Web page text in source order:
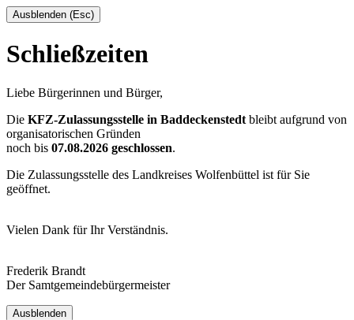
Ausblenden (Esc)
Schließzeiten
Liebe Bürgerinnen und Bürger,
Die KFZ-Zulassungsstelle in Baddeckenstedt bleibt aufgrund von
organisatorischen Gründen
noch bis 07.08.2026 geschlossen.
Die Zulassungsstelle des Landkreises Wolfenbüttel ist für Sie
geöffnet.
Vielen Dank für Ihr Verständnis.
Frederik Brandt
Der Samtgemeindebürgermeister
Ausblenden